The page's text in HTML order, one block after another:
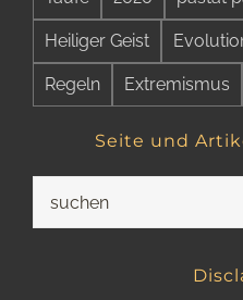
Heiliger Geist
Regeln Extremismus
Seite und